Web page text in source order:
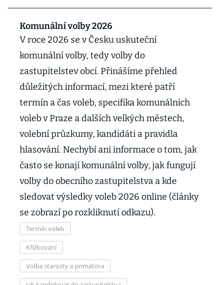
Komunální volby 2026
V roce 2026 se v Česku uskuteční
komunální volby, tedy volby do
zastupitelstev obcí. Přinášíme přehled
důležitých informací, mezi které patří
termín a čas voleb, specifika komunálních
voleb v Praze a dalších velkých městech,
volební průzkumy, kandidáti a pravidla
hlasování. Nechybí ani informace o tom, jak
často se konají komunální volby, jak fungují
volby do obecního zastupitelstva a kde
sledovat výsledky voleb 2026 online (články
se zobrazí po rozkliknutí odkazu).
Termín voleb
Křížkování
Volba starosty a primátora